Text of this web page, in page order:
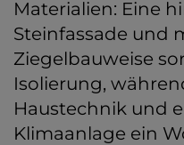
Materialien: Eine
Steinfassade und
Ziegelbauweise
Isolierung,
Haustechnik und
Klimaanlage ein